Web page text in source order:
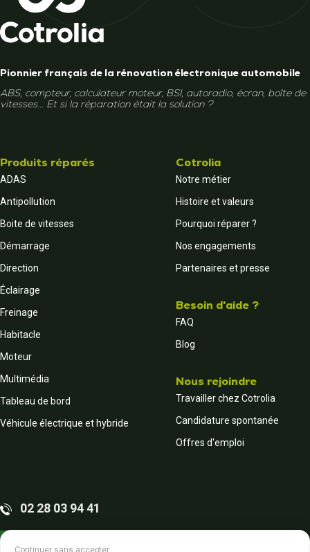
Pionnier français de la rénovation électronique automobile
ABS, compteur, calculateur moteur, BSI, autoradio, écran, boîte de
vitesses... Et si la réparation était la solution ?
Produits réparés
ADAS
Antipollution
Boite de vitesses
Démarrage
Direction
Éclairage
Freinage
Habitacle
Moteur
Multimédia
Tableau de bord
Véhicule électrique et hybride
Cotrolia
Notre métier
Histoire et valeurs
Pourquoi réparer ?
Nos engagements
Partenaires et presse
Besoin d'aide ?
FAQ
Blog
Nous rejoindre
Travailler chez Cotrolia
Candidature spontanée
Offres d'emploi
02 28 03 94 41
Continuer sans accepter